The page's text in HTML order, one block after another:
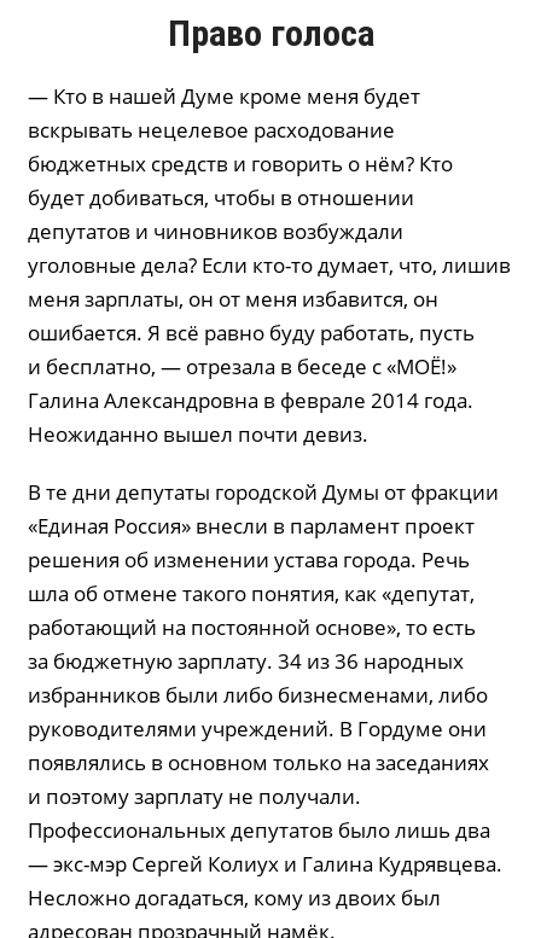
Право голоса
— Кто в нашей Думе кроме меня будет
вскрывать нецелевое расходование
бюджетных средств и говорить о нём? Кто
будет добиваться, чтобы в отношении
депутатов и чиновников возбуждали
уголовные дела? Если кто-то думает, что, лишив
меня зарплаты, он от меня избавится, он
ошибается. Я всё равно буду работать, пусть
и бесплатно, — отрезала в беседе с «МОЁ!»
Галина Александровна в феврале 2014 года.
Неожиданно вышел почти девиз.
В те дни депутаты городской Думы от фракции
«Единая Россия» внесли в парламент проект
решения об изменении устава города. Речь
шла об отмене такого понятия, как «депутат,
работающий на постоянной основе», то есть
за бюджетную зарплату. 34 из 36 народных
избранников были либо бизнесменами, либо
руководителями учреждений. В Гордуме они
появлялись в основном только на заседаниях
и поэтому зарплату не получали.
Профессиональных депутатов было лишь два
— экс-мэр Сергей Колиух и Галина Кудрявцева.
Несложно догадаться, кому из двоих был
адресован прозрачный намёк.